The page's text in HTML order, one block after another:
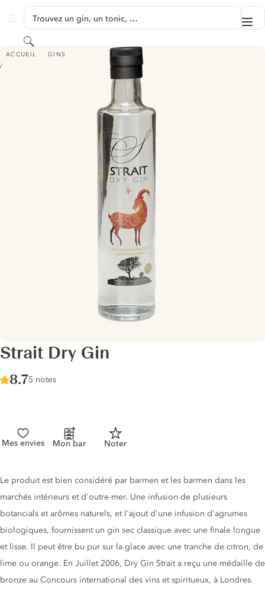
GINVENTORY
Trouvez un gin, un tonic, …
Rechercher
ACCUEIL GINS
STRAIT DRY GIN
Strait Dry Gin
Score :
8.7/ 10
5 notes
Mes envies Mon bar Noter
Description du gin
Le produit est bien considéré par barmen et les barmen dans les
marchés intérieurs et d'outre-mer. Une infusion de plusieurs
botancials et arômes naturels, et l'ajout d'une infusion d'agrumes
biologiques, fournissent un gin sec classique avec une finale longue
et lisse. Il peut être bu pur sur la glace avec une tranche de citron, de
lime ou orange. En Juillet 2006, Dry Gin Strait a reçu une médaille de
bronze au Concours international des vins et spiritueux, à Londres.